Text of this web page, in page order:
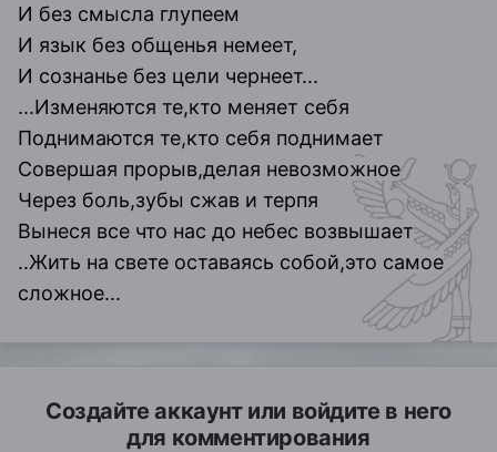
И без смысла глупеем
И язык без общенья немеет,
И сознанье без цели чернеет...
...Изменяются те,кто меняет себя
Поднимаются те,кто себя поднимает
Совершая прорыв,делая невозможное
Через боль,зубы сжав и терпя
Вынеся все что нас до небес возвышает
..Жить на свете оставаясь собой,это самое
сложное...
Создайте аккаунт или войдите в него
для комментирования